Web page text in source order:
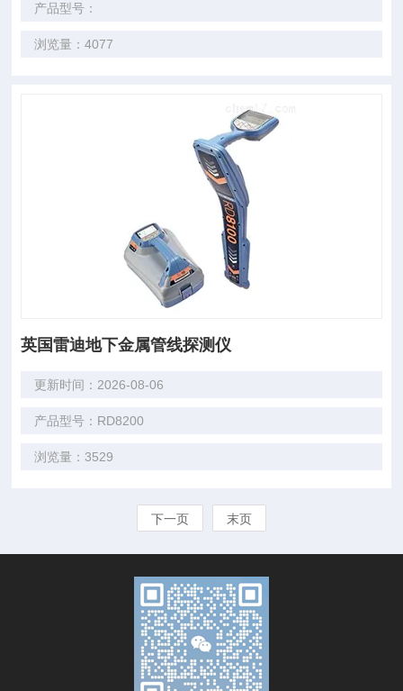
产品型号：
浏览量：4077
英国雷迪地下金属管线探测仪
更新时间：2026-08-06
产品型号：RD8200
浏览量：3529
下一页 末页